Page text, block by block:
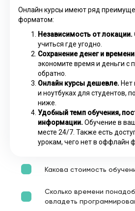
Онлайн курсы имеют ряд
форматом:
Независимость от локации.
учиться где угодно.
Сохранение денег и
экономите время и деньги с
обратно.
Онлайн курсы дешевле.
и ноутбуках для студентов,
ниже.
Удобный темп обучения,
информации. Обучение в
месте 24/7. Также есть
урокам, чего нет в оффлайн
Какова стоимость
Сколько времени
овладеть